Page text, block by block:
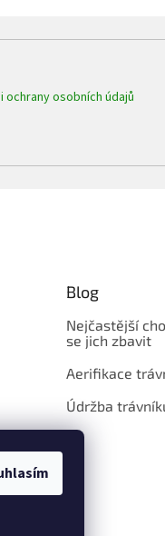
ochrany osobních údajů
Blog
Nejčastější
se jich zbavit
Aerifikace
Údržba